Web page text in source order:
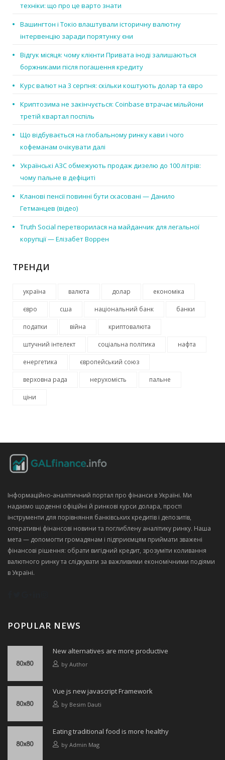
техніки: що про це варто знати
Вашингтон і Токіо влаштували історичну валютну
інтервенцію заради порятунку єни
Відгук місяця: чому клієнти Привата іноді залишаються
боржниками після погашення кредиту
Курс валют на 3 серпня: скільки коштують долар та євро
Криптозима не закінчується: Coinbase втрачає мільйони
третій квартал поспіль
Що відбувається на глобальному ринку кави і чого
кофеманам очікувати далі
Українські АЗС обмежують продаж дизелю до 100 літрів:
чому пальне в дефіциті
Кланові пенсії повинні бути скасовані — Данило
Гетманцев (відео)
Truth Social перетворилася на майданчик для легальної
корупції — Елізабет Воррен
ТРЕНДИ
україна валюта долар економіка
євро сша національний банк банки
податки війна криптовалюта
штучний інтелект соціальна політика нафта
енергетика європейський союз
верховна рада нерухомість пальне
ціни
Інформаційно‑аналітичний портал про фінанси в Україні. Ми
надаємо щоденні офіційні й ринкові курси долара, прості
інструменти для порівняння банківських кредитів і депозитів,
оперативні фінансові новини та поглиблену аналітику ринку. Наша
мета — допомогти громадянам і підприємцям приймати зважені
фінансові рішення: обрати вигідний кредит, зрозуміти коливання
валютного ринку та слідкувати за важливими економічними подіями
в Україні.
POPULAR NEWS
New alternatives are more productive
by Author
Vue js new javascript Framework
by Besim Dauti
Eating traditional food is more healthy
by Admin Mag